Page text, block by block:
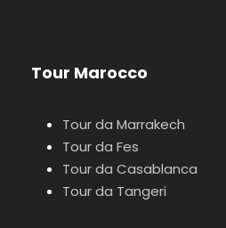
Tour Marocco
Tour da Marrakech
Tour da Fes
Tour da Casablanca
Tour da Tangeri